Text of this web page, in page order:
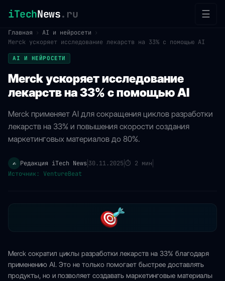
iTechNews.ru ☰
Главная › AI и нейросети
›
Merck ускоряет исследование лекарств на 33% с помощью AI
AI И НЕЙРОСЕТИ
Merck ускоряет исследование
лекарств на 33% с помощью AI
Merck применяет AI для сокращения циклов разработки
лекарств на 33% и повышения скорости создания
маркетинговых материалов до 80%.
✍️ Редакция iTech News 30.11.2025 ⏱ 2 мин
Источник: VentureBeat
Merck сократил циклы разработки лекарств на 33% благодаря
применению AI. Это не только помогает быстрее доставлять
продукты, но и позволяет создавать маркетинговые материалы